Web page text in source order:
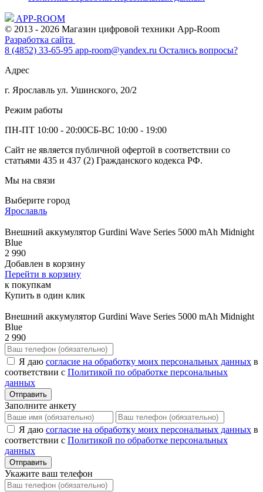
APP-ROOM
© 2013 - 2026 Магазин цифровой техники App-Room
Разработка сайта
8 (4852) 33-65-95 app-room@yandex.ru Остались вопросы?
Адрес
г. Ярославль ул. Ушинского, 20/2
Режим работы
ПН-ПТ 10:00 - 20:00СБ-ВС 10:00 - 19:00
Сайт не является публичной офертой в соответствии со
статьями 435 и 437 (2) Гражданского кодекса РФ.
Мы на связи
Выберите город
Ярославль
Внешний аккумулятор Gurdini Wave Series 5000 mAh Midnight
Blue
2 990
Добавлен в корзину
Перейти в корзину
к покупкам
Купить в один клик
Внешний аккумулятор Gurdini Wave Series 5000 mAh Midnight
Blue
2 990
Я даю согласие на обработку моих персональных данных в
соответствии с Политикой по обработке персональных
данных
Отправить
Заполните анкету
Я даю согласие на обработку моих персональных данных в
соответствии с Политикой по обработке персональных
данных
Отправить
Укажите ваш телефон